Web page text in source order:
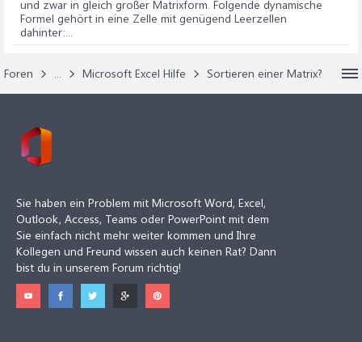
und zwar in gleich großer Matrixform. Folgende dynamische
Formel gehört in eine Zelle mit genügend Leerzellen
dahinter:...
Foren ... Microsoft Excel Hilfe Sortieren einer Matrix?
Sie haben ein Problem mit Microsoft Word, Excel,
Outlook, Access, Teams oder PowerPoint mit dem
Sie einfach nicht mehr weiter kommen und Ihre
Kollegen und Freund wissen auch keinen Rat? Dann
bist du in unserem Forum richtig!